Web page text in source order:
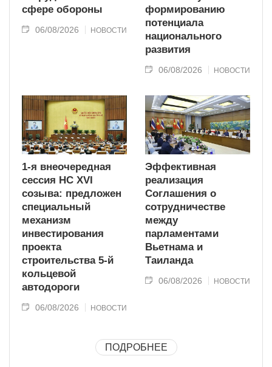
сфере обороны
06/08/2026 НОВОСТИ
формированию
потенциала
национального
развития
06/08/2026 НОВОСТИ
1-я внеочередная
сессия НС XVI
созыва: предложен
специальный
механизм
инвестирования
проекта
строительства 5-й
кольцевой
автодороги
06/08/2026 НОВОСТИ
Эффективная
реализация
Соглашения о
сотрудничестве
между
парламентами
Вьетнама и
Таиланда
06/08/2026 НОВОСТИ
ПОДРОБНЕЕ